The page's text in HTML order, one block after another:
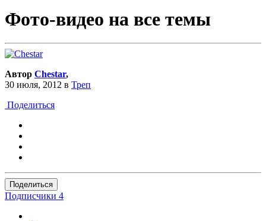
Фото-видео на все темы
Автор Сhestar,
30 июля, 2012 в Треп
Поделиться
Поделиться
Подписчики 4